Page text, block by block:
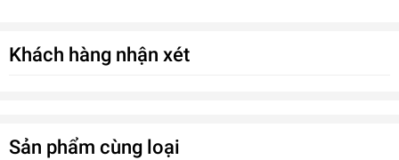
Khách hàng nhận xét
Sản phẩm cùng loại